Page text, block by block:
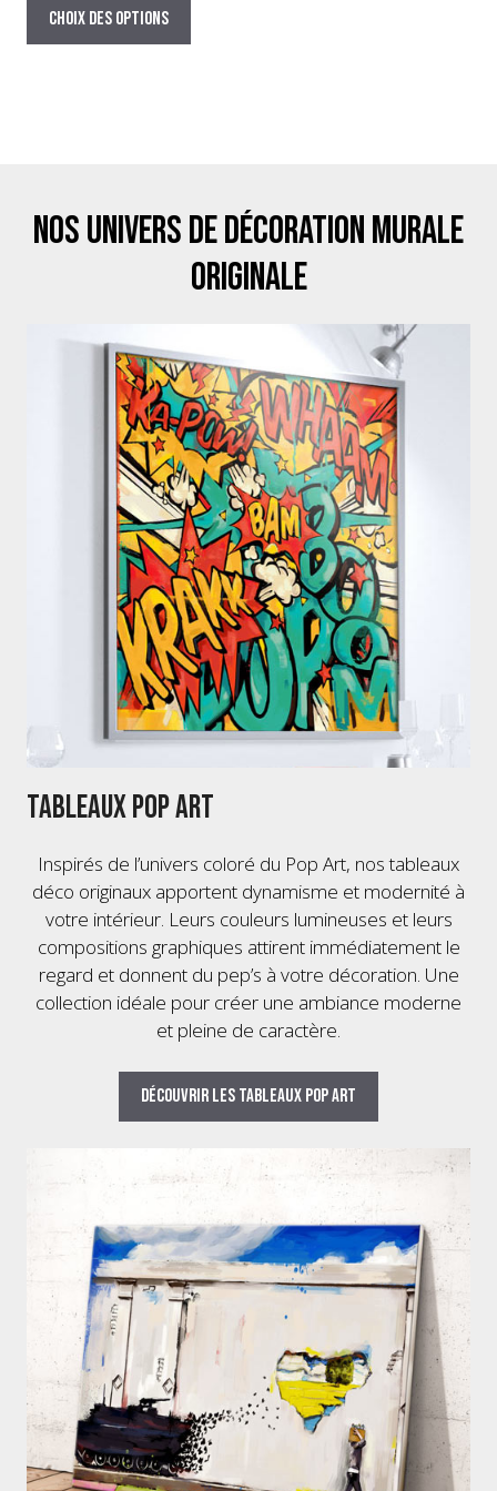
29,00€
à
Choix des options
a
être
choisies
sur
la
du
produit
Nos univers de décoration murale
originale
Tableaux Pop Art
Inspirés de l’univers coloré du Pop Art, nos tableaux
déco originaux apportent dynamisme et modernité à
votre intérieur. Leurs couleurs lumineuses et leurs
compositions graphiques attirent immédiatement le
regard et donnent du pep’s à votre décoration. Une
collection idéale pour créer une ambiance moderne
et pleine de caractère.
Découvrir les tableaux pop art